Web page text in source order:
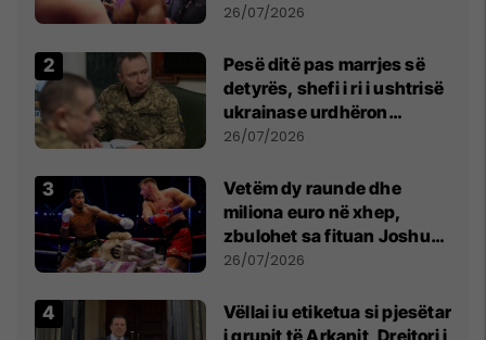
26/07/2026
Pesë ditë pas marrjes së
detyrës, shefi i ri i ushtrisë
ukrainase urdhëron
kontroll të madh
26/07/2026
Vetëm dy raunde dhe
miliona euro në xhep,
zbulohet sa fituan Joshua
e Prenga
26/07/2026
Vëllai iu etiketua si pjesëtar
i grupit të Arkanit, Drejtori i